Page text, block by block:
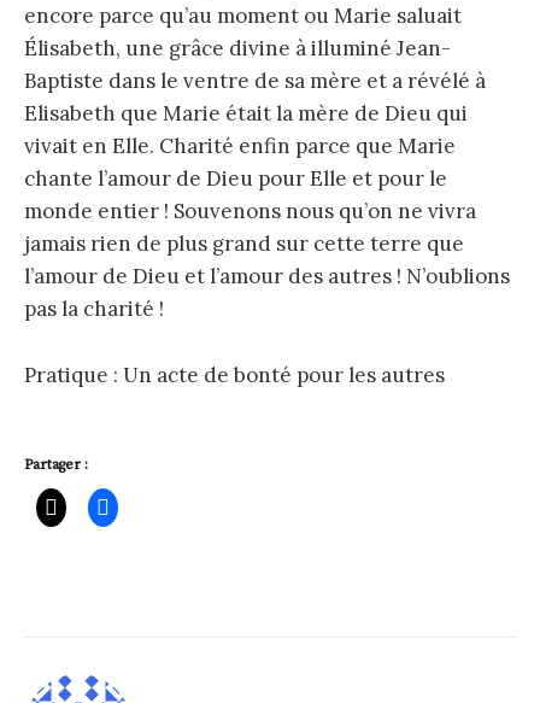
encore parce qu’au moment ou Marie saluait
Élisabeth, une grâce divine à illuminé Jean-
Baptiste dans le ventre de sa mère et a révélé à
Elisabeth que Marie était la mère de Dieu qui
vivait en Elle. Charité enfin parce que Marie
chante l’amour de Dieu pour Elle et pour le
monde entier ! Souvenons nous qu’on ne vivra
jamais rien de plus grand sur cette terre que
l’amour de Dieu et l’amour des autres ! N’oublions
pas la charité !
Pratique : Un acte de bonté pour les autres
Partager :